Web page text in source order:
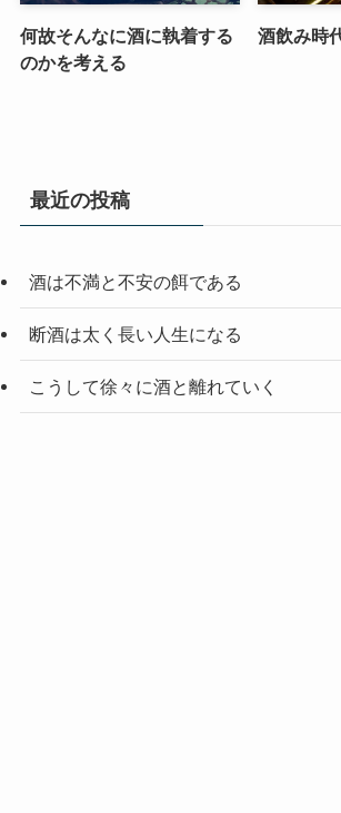
何故そんなに酒に執着する
のかを考える
酒飲み時
最近の投稿
酒は不満と不安の餌である
断酒は太く長い人生になる
こうして徐々に酒と離れていく